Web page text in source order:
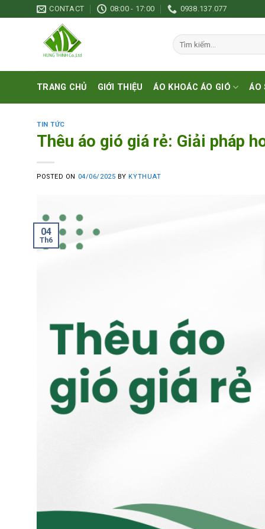
to
CONTACT 08:00 - 17:00 0938.137.077
Tìm
kiếm:
TRANG CHỦ GIỚI THIỆU ÁO KHOÁC ÁO GIÓ ÁO
TIN TỨC
Thêu áo gió giá rẻ: Giải pháp
POSTED ON 04/06/2025 BYKYTHUAT
04
Th6